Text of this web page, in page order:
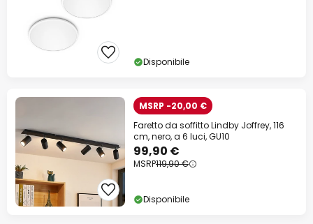
Disponibile
MSRP -20,00 €
Faretto da soffitto Lindby Joffrey, 116
cm, nero, a 6 luci, GU10
99,90 €
MSRP119,90 €
Disponibile